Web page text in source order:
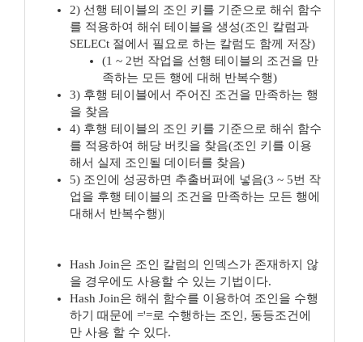
2) 선행 테이블의 조인 키를 기준으로 해쉬 함수
를 적용하여 해쉬 테이블을 생성(조인 칼럼과
SELECt 절에서 필요로 하는 칼럼도 함께 저장)
(1 ~ 2번 작업을 선행 테이블의 조건을 만
족하는 모든 행에 대해 반복수행)
3) 후행 테이블에서 주어진 조건을 만족하는 행
을 찾음
4) 후행 테이블의 조인 키를 기준으로 해쉬 함수
를 적용하여 해당 버킷을 찾음(조인 키를 이용
해서 실제 조인될 데이터를 찾음)
5) 조인에 성공하면 추출버퍼에 넣음(3 ~ 5번 작
업을 후행 테이블의 조건을 만족하는 모든 행에
대해서 반복수행)|
Hash Join은 조인 칼럼의 인덱스가 존재하지 않
을 경우에도 사용할 수 있는 기법이다.
Hash Join은 해쉬 함수를 이용하여 조인을 수행
하기 때문에 ='=로 수행하는 조인, 동등조건에
만 사용 할 수 있다.